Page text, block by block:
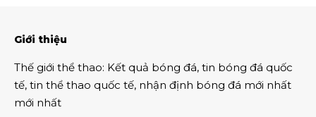
Giới thiệu
Thế giới thể thao: Kết quả bóng đá, tin bóng đá quốc
tế, tin thể thao quốc tế, nhận định bóng đá mới nhất
mới nhất